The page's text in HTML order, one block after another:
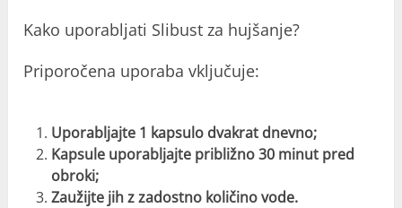
Kako uporabljati Slibust za hujšanje?
Priporočena uporaba vključuje:
Uporabljajte 1 kapsulo dvakrat dnevno;
Kapsule uporabljajte približno 30 minut pred
obroki;
Zaužijte jih z zadostno količino vode.